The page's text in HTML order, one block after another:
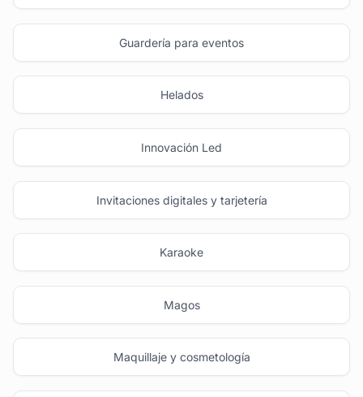
Guardería para eventos
Helados
Innovación Led
Invitaciones digitales y tarjetería
Karaoke
Magos
Maquillaje y cosmetología